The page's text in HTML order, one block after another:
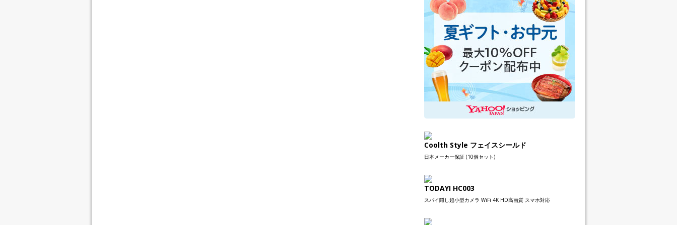
Coolth Style フェイスシールド
日本メーカー保証 (10個セット)
TODAYI HC003
スパイ隠し超小型カメラ WiFi 4K HD高画質 スマホ対応